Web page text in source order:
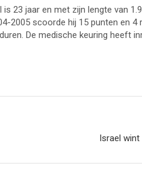
23 jaar en met zijn lengte van
2005 scoorde hij 15 punten en 4
De medische keuring heeft
Israel wint